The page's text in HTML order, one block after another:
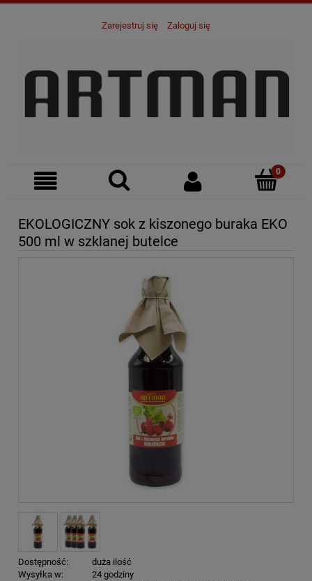
Zarejestruj się Zaloguj się
EKOLOGICZNY sok z kiszonego buraka EKO
500 ml w szklanej butelce
Dostępność:
duża ilość
Wysyłka w:
24 godziny